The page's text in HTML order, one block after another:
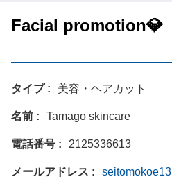
Facial promotion💎
タイプ 美容・ヘアカット
名前 Tamago skincare
電話番号 2125336613
メールアドレス